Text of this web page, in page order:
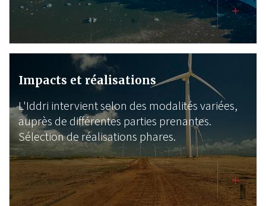
Impacts et réalisations
L'Iddri intervient selon des modalités variées,
auprès de différentes parties prenantes.
Sélection de réalisations phares.